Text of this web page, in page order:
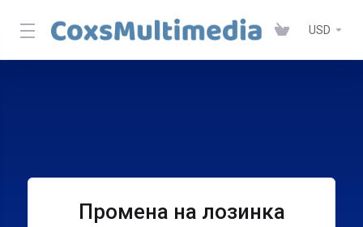
USD
Промена на лозинка